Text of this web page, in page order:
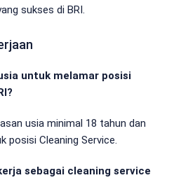
sukses di BRI.
untuk melamar posisi
usia minimal 18 tahun dan
posisi Cleaning Service.
sebagai cleaning service